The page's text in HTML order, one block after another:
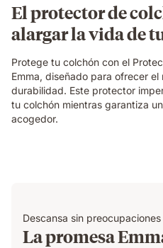
El protector de
alargar la vida de
Protege tu colchón con el
Emma, diseñado para ofrecer
durabilidad. Este protector
tu colchón mientras garantiza
acogedor.
Descansa sin preocupaciones
La promesa